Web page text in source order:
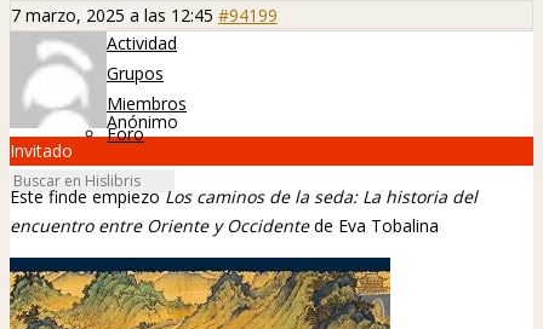
Hislibreños
Actividad
Grupos
Miembros
Foro
7 marzo, 2025 a las 12:45 #94199
Anónimo
Invitado
Este finde empiezo Los caminos de la seda: La historia del
encuentro entre Oriente y Occidentede Eva Tobalina